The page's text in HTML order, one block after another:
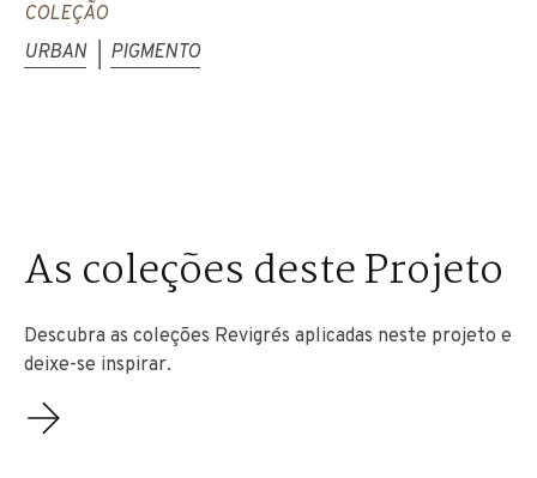
COLEÇÃO
URBAN
PIGMENTO
As coleções deste Projeto
Descubra as coleções Revigrés aplicadas neste projeto e
deixe-se inspirar.